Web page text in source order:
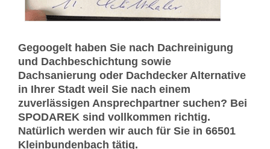
Gegoogelt haben Sie nach Dachreinigung
und Dachbeschichtung sowie
Dachsanierung oder Dachdecker Alternative
in Ihrer Stadt weil Sie nach einem
zuverlässigen Ansprechpartner suchen? Bei
SPODAREK sind vollkommen richtig.
Natürlich werden wir auch für Sie in 66501
Kleinbundenbach tätig.